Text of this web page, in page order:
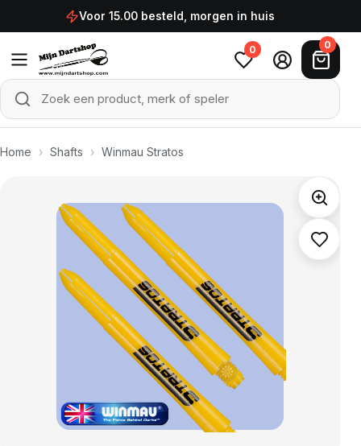
Ga naar de inhoudVoor 15.00 besteld, morgen in huis
Zoek een product, merk of speler
Zoeken
0 0
Home › Shafts › Winmau Stratos